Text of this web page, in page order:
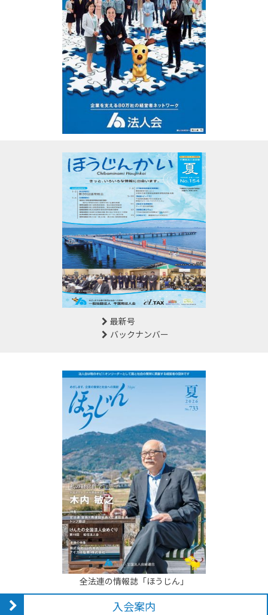
最新号
バックナンバー
全法連の情報誌「ほうじん」
入会案内